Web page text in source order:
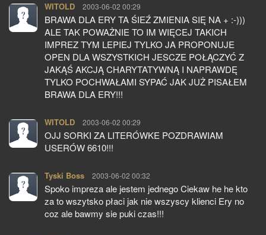
WITOLD pisze:
2003-06-02 00:29
BRAWA DLA ERY TA ŚIEŹ ZMIENIA SIĘ NA + :-)))
ALE TAK POWAŻNIE TO IM WIĘCEJ TAKICH
IMPREZ TYM LEPIEJ TYLKO JA PROPONUJE
OPEN DLA WSZYSTKICH JESCZE POŁĄCZYĆ Z
JAKĄŚ AKCJĄ CHARYTATYWNĄ I NAPRAWDĘ
TYLKO POCHWAŁAMI SYPAĆ JAK JUŻ PISAŁEM
BRAWA DLA ERY!!!
WITOLD pisze:
2003-06-02 00:29
OJJ SORKI ZA LITERÓWKE POZDRAWIAM
USERÓW 6610!!!
Tyski Boss pisze:
2003-06-02 00:32
Spoko impreza ale jestem jednego Ciekaw he he kto
za to wszytsko płaci jak nie wszyscy klienci Ery no
coz ale bawmy sie puki czas!!!